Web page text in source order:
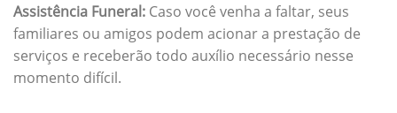
Assistência Funeral: Caso você venha a faltar, seus
familiares ou amigos podem acionar a prestação de
serviços e receberão todo auxílio necessário nesse
momento difícil.